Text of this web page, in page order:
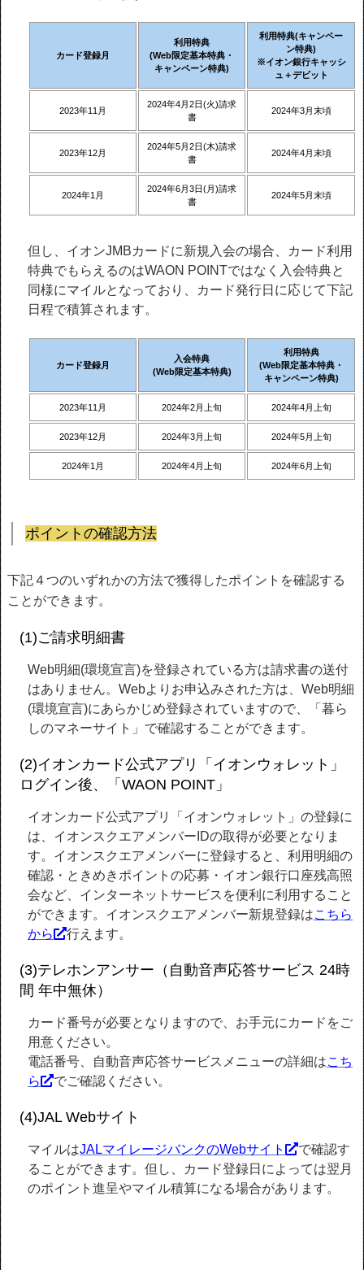
カード登録月
利用特典
(Web限定基本特典・
キャンペーン特典)
利用特典(キャンペー
ン特典)
※イオン銀行キャッシ
ュ＋デビット
2023年11月
2024年4月2日(火)請求
書
2024年3月末頃
2023年12月
2024年5月2日(木)請求
書
2024年4月末頃
2024年1月
2024年6月3日(月)請求
書
2024年5月末頃
但し、イオンJMBカードに新規入会の場合、カード利用
特典でもらえるのはWAON POINTではなく入会特典と
同様にマイルとなっており、カード発行日に応じて下記
日程で積算されます。
カード登録月
入会特典
(Web限定基本特典)
利用特典
(Web限定基本特典・
キャンペーン特典)
2023年11月 2024年2月上旬 2024年4月上旬
2023年12月 2024年3月上旬 2024年5月上旬
2024年1月 2024年4月上旬 2024年6月上旬
ポイントの確認方法
下記４つのいずれかの方法で獲得したポイントを確認する
ことができます。
(1)ご請求明細書
Web明細(環境宣言)を登録されている方は請求書の送付
はありません。Webよりお申込みされた方は、Web明細
(環境宣言)にあらかじめ登録されていますので、「暮ら
しのマネーサイト」で確認することができます。
(2)イオンカード公式アプリ「イオンウォレット」
ログイン後、「WAON POINT」
イオンカード公式アプリ「イオンウォレット」の登録に
は、イオンスクエアメンバーIDの取得が必要となりま
す。イオンスクエアメンバーに登録すると、利用明細の
確認・ときめきポイントの応募・イオン銀行口座残高照
会など、インターネットサービスを便利に利用すること
ができます。イオンスクエアメンバー新規登録はこちら
から
行えます。
(3)テレホンアンサー（自動音声応答サービス 24時
間 年中無休）
カード番号が必要となりますので、お手元にカードをご
用意ください。
電話番号、自動音声応答サービスメニューの詳細はこち
ら
でご確認ください。
(4)JAL Webサイト
マイルはJALマイレージバンクのWebサイト
で確認す
ることができます。但し、カード登録日によっては翌月
のポイント進呈やマイル積算になる場合があります。